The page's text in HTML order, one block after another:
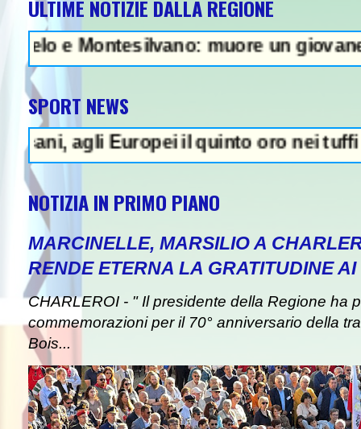
ULTIME NOTIZIE DALLA REGIONE
Montesilvano: muore un giovane - In
SPORT NEWS
Europei il quinto oro nei tuffi
NOTIZIA IN PRIMO PIANO
MARCINELLE, MARSILIO A
RENDE ETERNA LA GRATITUDINE
CHARLEROI - " Il presidente della Regione ha
commemorazioni per il 70° anniversario della
Bois...
- Raid russi su Kiev, tre morti